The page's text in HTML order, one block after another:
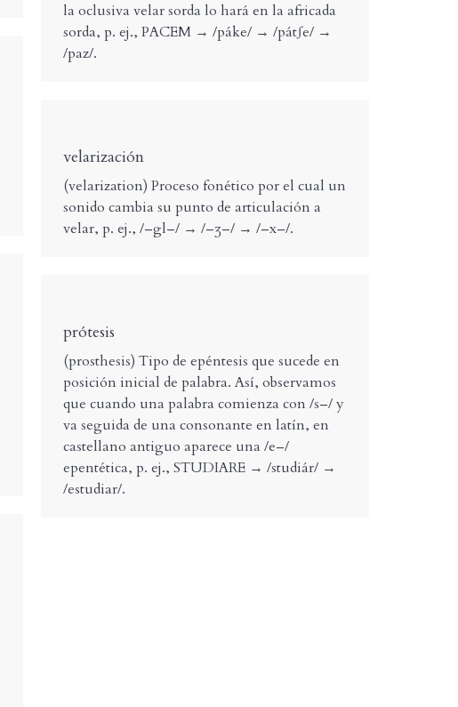
la oclusiva velar sorda lo hará en la africada
sorda, p. ej., PACEM → /páke/ → /pátʃe/ →
/paz/.
velarización
(velarization) Proceso fonético por el cual un
sonido cambia su punto de articulación a
velar, p. ej., /–gl–/ → /–ʒ–/ → /–x–/.
prótesis
(prosthesis) Tipo de epéntesis que sucede en
posición inicial de palabra. Así, observamos
que cuando una palabra comienza con /s–/ y
va seguida de una consonante en latín, en
castellano antiguo aparece una /e–/
epentética, p. ej., STUDIARE → /studiár/ →
/estudiar/.